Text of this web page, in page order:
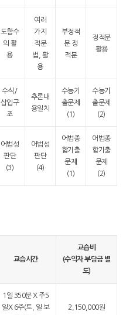
도함수
의 활
용
여러
가지
적분
법, 활
용
부정적
분 정
적분
정적분
활용
수식/
삽입구
조
추론내
용일치
수능기
출문제
(1)
수능기
출문제
(2)
어법성
판단
(3)
어법성
판단
(4)
어법종
합기출
문제
(1)
어법종
합기출
문제
(2)
교습시간
교습비
(수익자 부담금 별
도)
1일 350분 X 주5
일X 6주(토, 일 보
2,150,000원